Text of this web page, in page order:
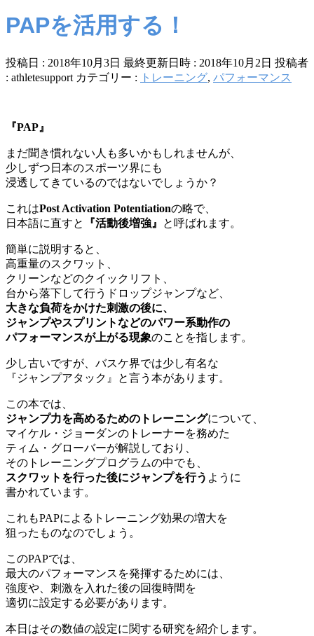
PAPを活用する！
投稿日 : 2018年10月3日 最終更新日時 : 2018年10月2日 投稿者
: athletesupport カテゴリー : トレーニング, パフォーマンス
『PAP』
まだ聞き慣れない人も多いかもしれませんが、
少しずつ日本のスポーツ界にも
浸透してきているのではないでしょうか？
これはPost Activation Potentiationの略で、
日本語に直すと
『活動後増強』 と呼ばれます。
簡単に説明すると、
高重量のスクワット、
クリーンなどのクイックリフト、
台から落下して行うドロップジャンプなど、
大きな負荷をかけた刺激の後に、
ジャンプやスプリントなどのパワー系動作の
パフォーマンスが上がる現象のことを指します。
少し古いですが、バスケ界では少し有名な
『ジャンプアタック』と言う本があります。
この本では、
ジャンプ力を高めるためのトレーニングについて、
マイケル・ジョーダンのトレーナーを務めた
ティム・グローバーが解説しており、
そのトレーニングプログラムの中でも、
スクワットを行った後にジャンプを行う ように
書かれています。
これもPAPによるトレーニング効果の増大を
狙ったものなのでしょう。
このPAPでは、
最大のパフォーマンスを発揮するためには、
強度や、刺激を入れた後の回復時間を
適切に設定する必要があります。
本日はその数値の設定に関する研究を紹介します。